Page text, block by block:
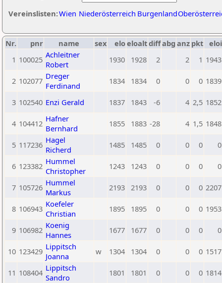
Vereinslisten:Wien Niederösterreich Burgenland
Nr. pnr name sex eloeloaltdiffabg anz pkt eloi
1 100025 Achleitner
Robert
1930 1928 2 2 1 1943
2 102077 Dreger
Ferdinand
1834 1834 0 0 0 1839
3 102540 Enzi Gerald 1837 1843 -6 4 2,5 1852
4 104412 Hafner
Bernhard
1855 1883 -28 4 1,5 1848
5 117236 Hagel
Richerd
1485 1485 0 0 0 0
6 123382 Hummel
Christopher
1243 1243 0 0 0 0
7 105726 Hummel
Markus
2193 2193 0 0 0 2207
8 106943 Koefeler
Christian
1895 1895 0 0 0 1953
9 106982 Koenig
Hannes
1677 1677 0 0 0 0
10 123429 Lippitsch
Joanna
w 1304 1304 0 0 0 1517
11 108404 Lippitsch
Sandro
1801 1801 0 0 0 1814